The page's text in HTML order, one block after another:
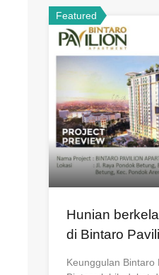
Featured
Hunian
di Bintaro
Keunggulan Bintaro